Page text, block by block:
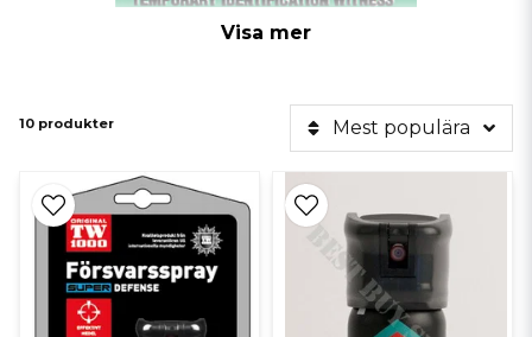
Visa mer
10 produkter Mest populära